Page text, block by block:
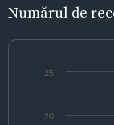
Numărul de
20
25